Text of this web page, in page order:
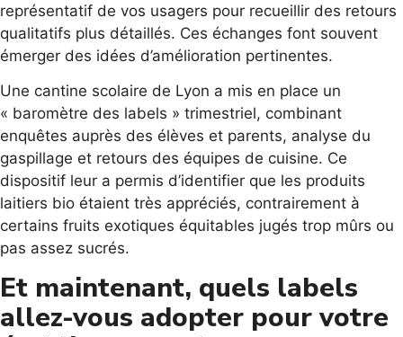
représentatif de vos usagers pour recueillir des retours
qualitatifs plus détaillés. Ces échanges font souvent
émerger des idées d’amélioration pertinentes.
Une cantine scolaire de Lyon a mis en place un
« baromètre des labels » trimestriel, combinant
enquêtes auprès des élèves et parents, analyse du
gaspillage et retours des équipes de cuisine. Ce
dispositif leur a permis d’identifier que les produits
laitiers bio étaient très appréciés, contrairement à
certains fruits exotiques équitables jugés trop mûrs ou
pas assez sucrés.
Et maintenant, quels labels
allez-vous adopter pour votre